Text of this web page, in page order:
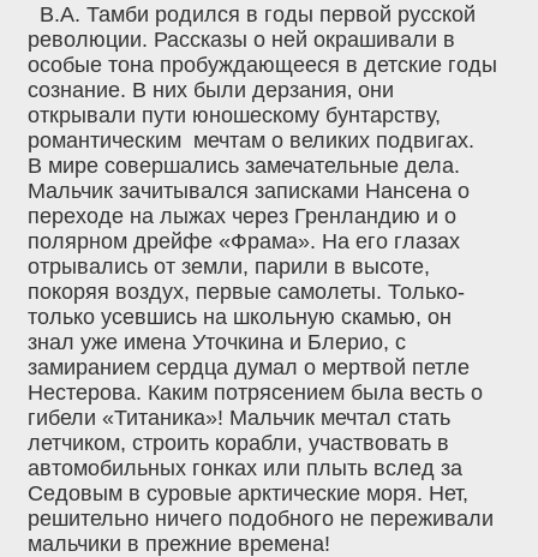
В.А. Тамби родился в годы первой русской
революции. Рассказы о ней окрашивали в
особые тона пробуждающееся в детские годы
сознание. В них были дерзания‚ они
открывали пути юношескому бунтарству,
романтическим мечтам о великих подвигах.
В мире совершались замечательные дела.
Мальчик зачитывался записками Нансена о
переходе на лыжах через Гренландию и о
полярном дрейфе «Фрама». На его глазах
отрывались от земли, парили в высоте,
покоряя воздух, первые самолеты. Только-
только усевшись на школьную скамью, он
знал уже имена Уточкина и Блерио, с
замиранием сердца думал о мертвой петле
Нестерова. Каким потрясением была весть о
гибели «Титаника»! Мальчик мечтал стать
летчиком, строить корабли, участвовать в
автомобильных гонках или плыть вслед за
Седовым в суровые арктические моря. Нет,
решительно ничего подобного не переживали
мальчики в прежние времена!